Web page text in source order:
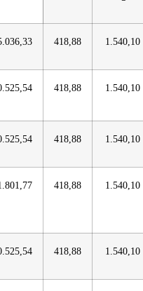
418,88 1.540,10
418,88 1.540,10
418,88 1.540,10
418,88 1.540,10
418,88 1.540,10